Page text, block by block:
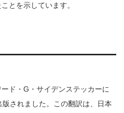
とを示しています。
ード・G・サイデンステッカーに
されました。この翻訳は、日本